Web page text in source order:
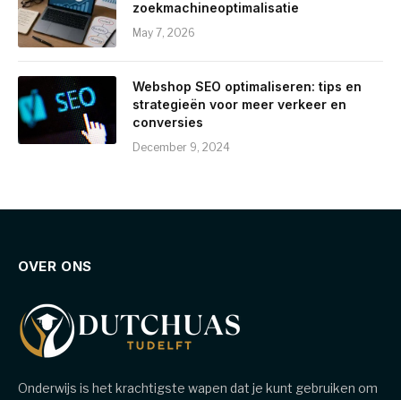
zoekmachineoptimalisatie
May 7, 2026
Webshop SEO optimaliseren: tips en
strategieën voor meer verkeer en
conversies
December 9, 2024
OVER ONS
Onderwijs is het krachtigste wapen dat je kunt gebruiken om